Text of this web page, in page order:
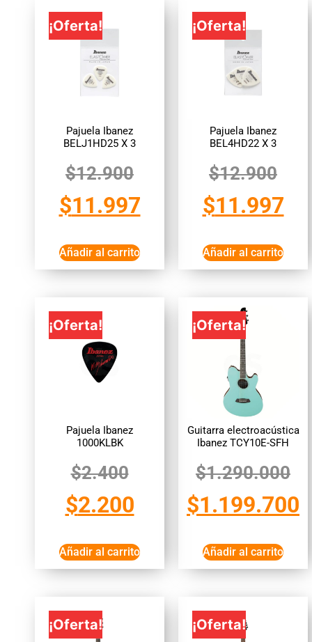
¡Oferta!
Pajuela Ibanez
BELJ1HD25 X 3
$12.900
$11.997
Añadir al carrito
¡Oferta!
Pajuela Ibanez
BEL4HD22 X 3
$12.900
$11.997
Añadir al carrito
¡Oferta!
Pajuela Ibanez
1000KLBK
$2.400
$2.200
Añadir al carrito
¡Oferta!
Guitarra electroacústica
Ibanez TCY10E-SFH
$1.290.000
$1.199.700
Añadir al carrito
¡Oferta! ¡Oferta!